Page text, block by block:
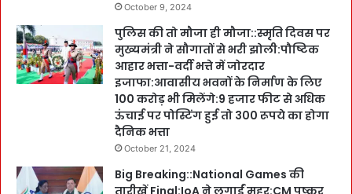
October 9, 2024
पुलिस की तो मौजा ही मौजा::स्मृति दिवस पर
मुख्यमंत्री ने सौगातों से भरी झोली:पौष्टिक
आहार भत्ता-वर्दी भत्ते में जोरदार
इजाफा:आवासीय भवनों के निर्माण के लिए
100 करोड़ भी मिलेंगे:9 हजार फीट से अधिक
ऊंचाई पर पोस्टिंग हुई तो 300 रूपये का होगा
दैनिक भत्ता
October 21, 2024
Big Breaking::National Games की